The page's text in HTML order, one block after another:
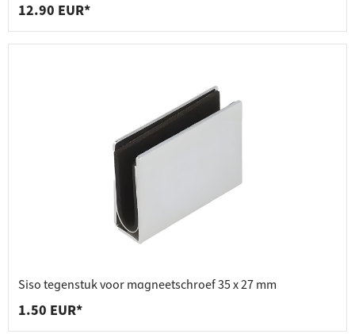
12.90 EUR*
Siso tegenstuk voor magneetschroef 35 x 27 mm
1.50 EUR*